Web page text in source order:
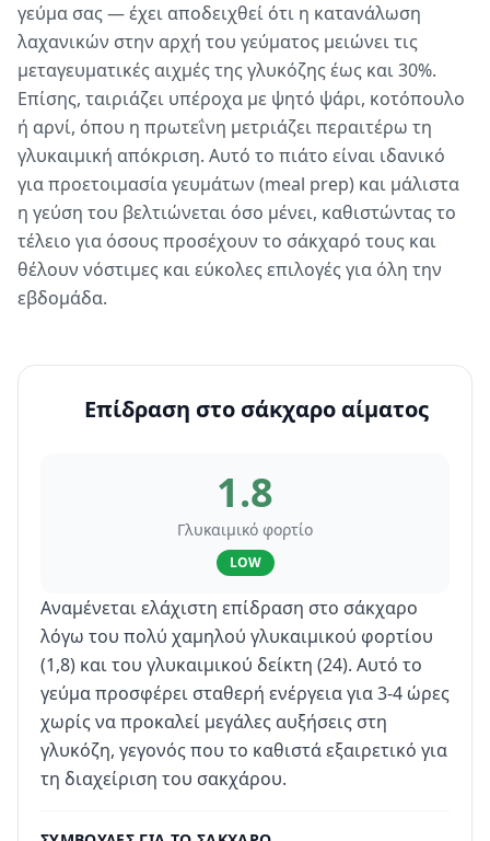
γεύμα σας — έχει αποδειχθεί ότι η κατανάλωση
λαχανικών στην αρχή του γεύματος μειώνει τις
μεταγευματικές αιχμές της γλυκόζης έως και 30%.
Επίσης, ταιριάζει υπέροχα με ψητό ψάρι, κοτόπουλο
ή αρνί, όπου η πρωτεΐνη μετριάζει περαιτέρω τη
γλυκαιμική απόκριση. Αυτό το πιάτο είναι ιδανικό
για προετοιμασία γευμάτων (meal prep) και μάλιστα
η γεύση του βελτιώνεται όσο μένει, καθιστώντας το
τέλειο για όσους προσέχουν το σάκχαρό τους και
θέλουν νόστιμες και εύκολες επιλογές για όλη την
εβδομάδα.
Επίδραση στο σάκχαρο αίματος
1.8
Γλυκαιμικό φορτίο
LOW
Αναμένεται ελάχιστη επίδραση στο σάκχαρο
λόγω του πολύ χαμηλού γλυκαιμικού φορτίου
(1,8) και του γλυκαιμικού δείκτη (24). Αυτό το
γεύμα προσφέρει σταθερή ενέργεια για 3-4 ώρες
χωρίς να προκαλεί μεγάλες αυξήσεις στη
γλυκόζη, γεγονός που το καθιστά εξαιρετικό για
τη διαχείριση του σακχάρου.